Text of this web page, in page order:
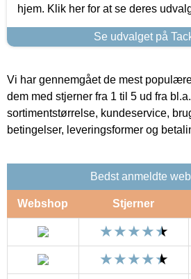
hjem. Klik her for at se deres
Se udvalget på
Vi har gennemgået de mest
dem med stjerner fra 1 til 5 ud fra
sortimentstørrelse, kundeservice,
betingelser, leveringsformer og
Bedst anmeldte
Webshop Stjerner